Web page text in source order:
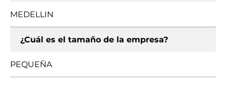
MEDELLIN
¿Cuál es el tamaño de la empresa?
PEQUEÑA